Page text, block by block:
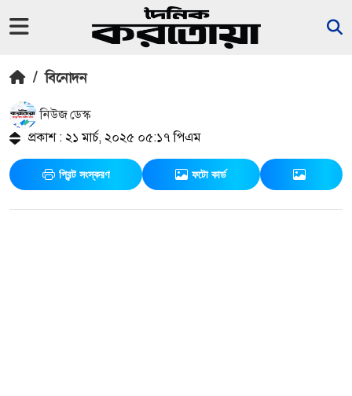
/ বিনোদন
নিউজ ডেস্ক
প্রকাশ : ২১ মার্চ, ২০২৫ ০৫:১৭ পিএম
প্রিন্ট সংস্করণ ফটো কার্ড